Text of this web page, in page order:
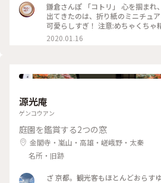
鎌倉さんぽ 「コトリ」 心を掴ま
出てきたのは、折り紙のミニチュ
可愛らしすぎ！ 注意:めちゃくち
集めたくなるやつです…笑。 #鎌倉#コトリ#ガチャガチャ#折
り紙
2020.01.16
源光庵
ゲンコウアン
庭園を鑑賞する2つの窓
金閣寺・嵐山・高雄・嵯峨野・太秦
名所・旧跡
ざ 京都。観光客もほとんどおらす